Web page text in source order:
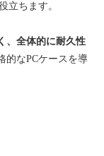
立ちます。
、全体的に耐久性
的なPCケースを導